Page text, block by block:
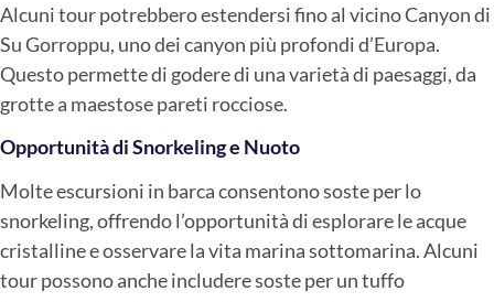
Alcuni tour potrebbero estendersi fino al vicino Canyon di
Su Gorroppu, uno dei canyon più profondi d’Europa.
Questo permette di godere di una varietà di paesaggi, da
grotte a maestose pareti rocciose.
Opportunità di Snorkeling e Nuoto
Molte escursioni in barca consentono soste per lo
snorkeling, offrendo l’opportunità di esplorare le acque
cristalline e osservare la vita marina sottomarina. Alcuni
tour possono anche includere soste per un tuffo